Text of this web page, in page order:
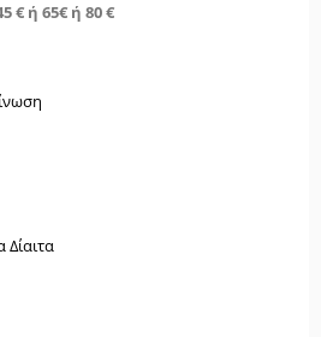
€ ή 65€ ή 80 €
Δίαιτα